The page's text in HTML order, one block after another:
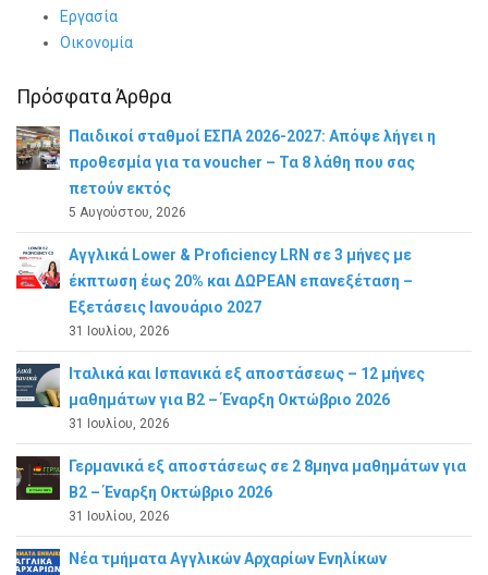
Εργασία
Οικονομία
Πρόσφατα Άρθρα
Παιδικοί σταθμοί ΕΣΠΑ 2026-2027: Απόψε λήγει η
προθεσμία για τα voucher – Τα 8 λάθη που σας
πετούν εκτός
5 Αυγούστου, 2026
Αγγλικά Lower & Proficiency LRN σε 3 μήνες με
έκπτωση έως 20% και ΔΩΡΕΑΝ επανεξέταση –
Εξετάσεις Ιανουάριο 2027
31 Ιουλίου, 2026
Ιταλικά και Ισπανικά εξ αποστάσεως – 12 μήνες
μαθημάτων για B2 – Έναρξη Οκτώβριο 2026
31 Ιουλίου, 2026
Γερμανικά εξ αποστάσεως σε 2 8μηνα μαθημάτων για
Β2 – Έναρξη Οκτώβριο 2026
31 Ιουλίου, 2026
Νέα τμήματα Αγγλικών Αρχαρίων Ενηλίκων